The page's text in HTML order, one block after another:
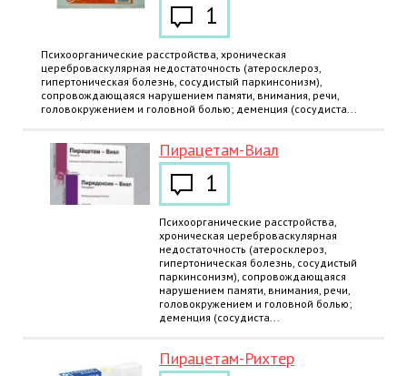
1
Психоорганические расстройства, хроническая
цереброваскулярная недостаточность (атеросклероз,
гипертоническая болезнь, сосудистый паркинсонизм),
сопровождающаяся нарушением памяти, внимания, речи,
головокружением и головной болью; деменция (сосудиста...
Пирацетам-Виал
1
Психоорганические расстройства,
хроническая цереброваскулярная
недостаточность (атеросклероз,
гипертоническая болезнь, сосудистый
паркинсонизм), сопровождающаяся
нарушением памяти, внимания, речи,
головокружением и головной болью;
деменция (сосудиста...
Пирацетам-Рихтер